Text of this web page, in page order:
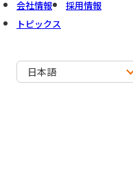
会社情報
採用情報
トピックス
日本語